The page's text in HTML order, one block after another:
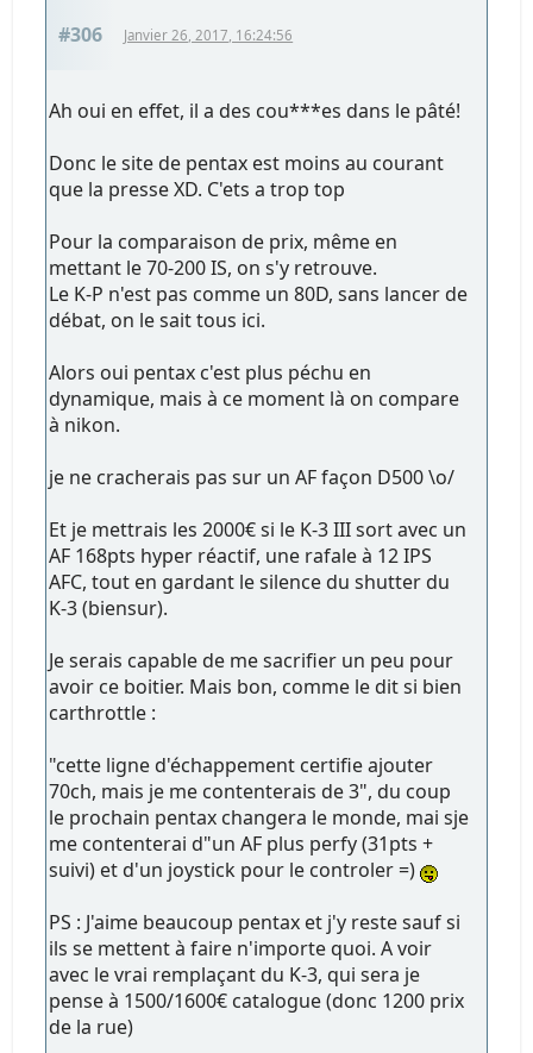
#306 Janvier 26, 2017, 16:24:56
Ah oui en effet, il a des cou***es dans le pâté!
Donc le site de pentax est moins au courant
que la presse XD. C'ets a trop top
Pour la comparaison de prix, même en
mettant le 70-200 IS, on s'y retrouve.
Le K-P n'est pas comme un 80D, sans lancer de
débat, on le sait tous ici.
Alors oui pentax c'est plus péchu en
dynamique, mais à ce moment là on compare
à nikon.
je ne cracherais pas sur un AF façon D500 \o/
Et je mettrais les 2000€ si le K-3 III sort avec un
AF 168pts hyper réactif, une rafale à 12 IPS
AFC, tout en gardant le silence du shutter du
K-3 (biensur).
Je serais capable de me sacrifier un peu pour
avoir ce boitier. Mais bon, comme le dit si bien
carthrottle :
"cette ligne d'échappement certifie ajouter
70ch, mais je me contenterais de 3", du coup
le prochain pentax changera le monde, mai sje
me contenterai d"un AF plus perfy (31pts +
suivi) et d'un joystick pour le controler =)
PS : J'aime beaucoup pentax et j'y reste sauf si
ils se mettent à faire n'importe quoi. A voir
avec le vrai remplaçant du K-3, qui sera je
pense à 1500/1600€ catalogue (donc 1200 prix
de la rue)